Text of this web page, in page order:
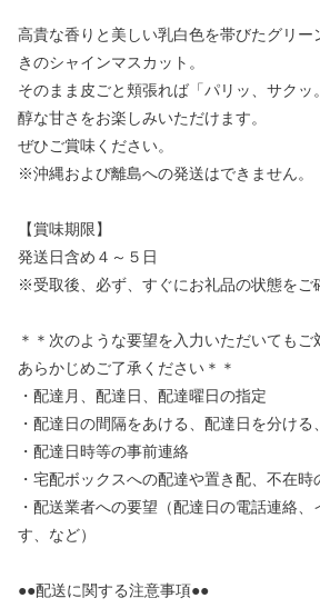
高貴な香りと美しい乳白色を帯びたグリー
きのシャインマスカット。
そのまま皮ごと頬張れば「パリッ、サクッ
醇な甘さをお楽しみいただけます。
ぜひご賞味ください。
※沖縄および離島への発送はできません。
【賞味期限】
発送日含め４～５日
※受取後、必ず、すぐにお礼品の状態をご
＊＊次のような要望を入力いただいてもご
あらかじめご了承ください＊＊
・配達月、配達日、配達曜日の指定
・配達日の間隔をあける、配達日を分け
・配達日時等の事前連絡
・宅配ボックスへの配達や置き配、不在時
・配送業者への要望（配達日の電話連絡、
す、など）
●●配送に関する注意事項●●